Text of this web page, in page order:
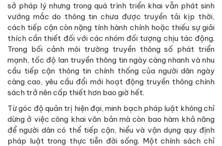
sở pháp lý nhưng trong quá trình triển khai vẫn phát sinh
vướng mắc do thông tin chưa được truyền tải kịp thời,
cách tiếp cận còn nặng tính hành chính hoặc thiếu sự giải
thích cần thiết đối với các nhóm đối tượng chịu tác động.
Trong bối cảnh môi trường truyền thông số phát triển
mạnh, tốc độ lan truyền thông tin ngày càng nhanh và nhu
cầu tiếp cận thông tin chính thống của người dân ngày
càng cao, yêu cầu đổi mới hoạt động truyền thông chính
sách trở nên cấp thiết hơn bao giờ hết.
Từ góc độ quản trị hiện đại, minh bạch pháp luật không chỉ
dừng ở việc công khai văn bản mà còn bao hàm khả năng
để người dân có thể tiếp cận, hiểu và vận dụng quy định
pháp luật trong thực tiễn đời sống. Một chính sách chỉ